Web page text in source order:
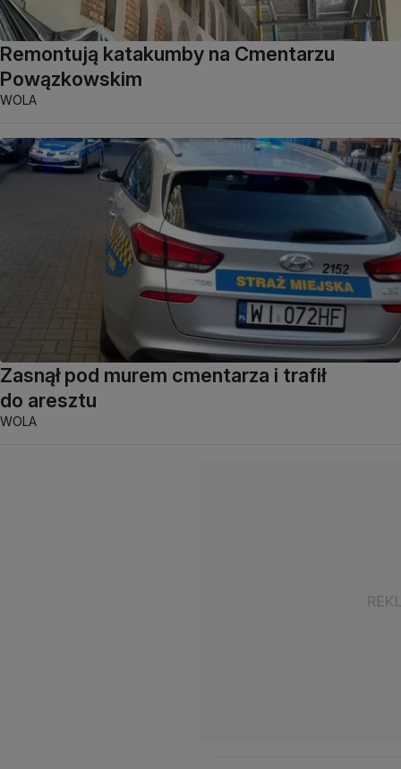
Remontują katakumby na Cmentarzu
Powązkowskim
WOLA
Zasnął pod murem cmentarza i trafił
do aresztu
WOLA